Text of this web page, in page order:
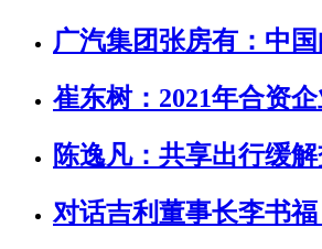
广汽集团张房有：中
崔东树：2021年合资
陈逸凡：共享出行缓
对话吉利董事长李书